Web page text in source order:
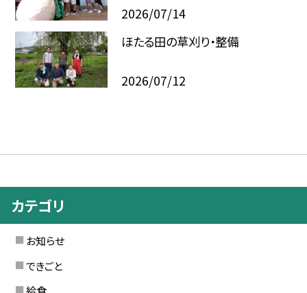
2026/07/14
ほたる田の草刈り・整備
2026/07/12
カテゴリ
お知らせ
できごと